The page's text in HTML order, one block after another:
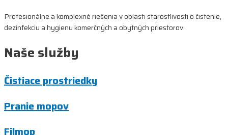
Profesionálne a komplexné riešenia v oblasti starostlivosti o čistenie,
dezinfekciu a hygienu komerčných a obytných priestorov.
Naše služby
Čistiace prostriedky
Pranie mopov
Filmop